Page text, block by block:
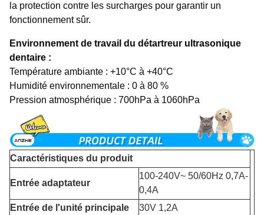
la protection contre les surcharges pour garantir un
fonctionnement sûr.
Environnement de travail du détartreur ultrasonique
dentaire :
Température ambiante : +10°C à +40°C
Humidité environnementale : 0 à 80 %
Pression atmosphérique : 700hPa à 1060hPa
Caractéristiques du produit
Entrée adaptateur
100-240V~ 50/60Hz 0,7A-
0,4A
Entrée de l'unité principale
30V 1,2A